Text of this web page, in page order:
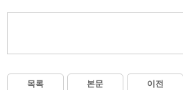
목록 본문 이전